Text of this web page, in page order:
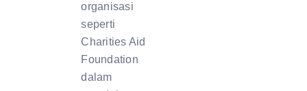
organisasi
seperti
Charities Aid
Foundation
dalam